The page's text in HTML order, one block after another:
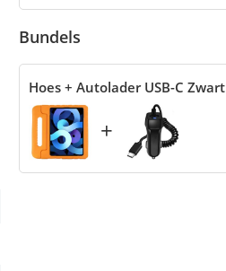
Bundels
Hoes + Autolader USB-C Zwart
+